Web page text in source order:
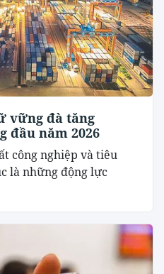
vững đà tăng
đầu năm 2026
công nghiệp và tiêu
là những động lực